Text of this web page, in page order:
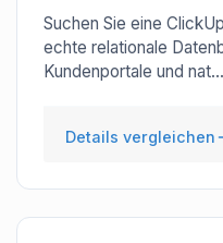
Suchen Sie eine
echte relationale
Kundenportale und nat...
Details vergleichen